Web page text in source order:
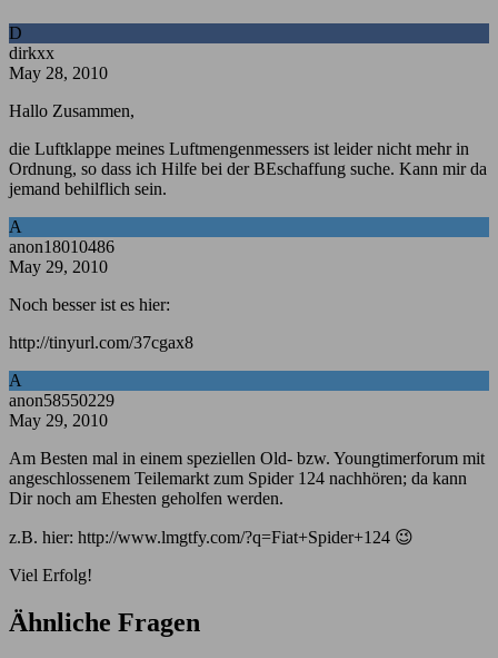
D
dirkxx
May 28, 2010
Hallo Zusammen,
die Luftklappe meines Luftmengenmessers ist leider nicht mehr in
Ordnung, so dass ich Hilfe bei der BEschaffung suche. Kann mir da
jemand behilflich sein.
A
anon18010486
May 29, 2010
Noch besser ist es hier:
http://tinyurl.com/37cgax8
A
anon58550229
May 29, 2010
Am Besten mal in einem speziellen Old- bzw. Youngtimerforum mit
angeschlossenem Teilemarkt zum Spider 124 nachhören; da kann
Dir noch am Ehesten geholfen werden.
z.B. hier: http://www.lmgtfy.com/?q=Fiat+Spider+124 😉
Viel Erfolg!
Ähnliche Fragen